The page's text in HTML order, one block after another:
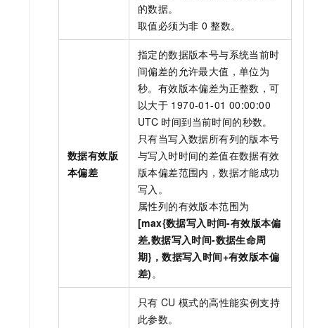
的数据。
取值必须为非 0 整数。
数据有效版
本偏差
指定的数据版本号与系统当前时
间偏差的允许最大值，单位为
秒。有效版本偏差为正整数，可
以大于 1970-01-01 00:00:00
UTC 时间到当前时间的秒数。
只有当写入数据所有列的版本号
与写入时时间的差值在数据有效
版本偏差范围内，数据才能成功
写入。
属性列的有效版本范围为
[max{数据写入时间-有效版本偏
差,数据写入时间-数据生命周
期}，数据写入时间+有效版本偏
差)。
只有 CU 模式的高性能实例支持
此参数。